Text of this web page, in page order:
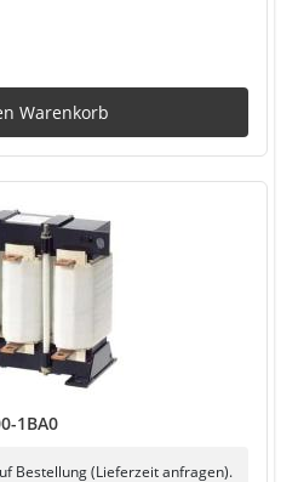
Warenkorb
1BA0
Bestellung (Lieferzeit anfragen).